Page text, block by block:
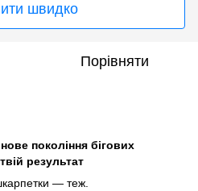
швидко
Порівняти
покоління бігових
результат
— теж.